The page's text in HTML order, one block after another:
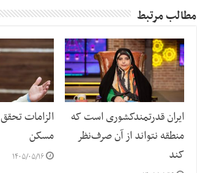
مطالب مرتبط
ایران قدرتمندکشوری است که
منطقه نتواند از آن صرف‌نظر
کند
الزامات
مسکن
۱۴۰۵/۰۵/۱۶